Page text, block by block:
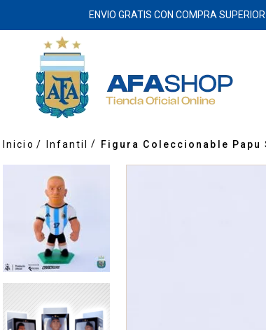
ENVIO GRATIS CON COMPRA
Infantil Figura Coleccionable